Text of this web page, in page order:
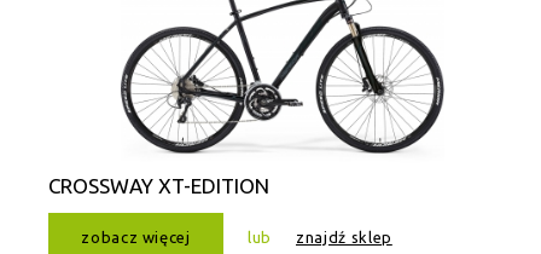
CROSSWAY XT-EDITION
zobacz więcej lub znajdź sklep